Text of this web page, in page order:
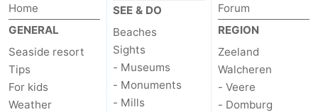
Home
GENERAL
Seaside resort
Tips
For kids
Weather
SEE & DO
Beaches
Sights
- Museums
- Monuments
- Mills
Forum
REGION
Zeeland
Walcheren
- Veere
- Domburg